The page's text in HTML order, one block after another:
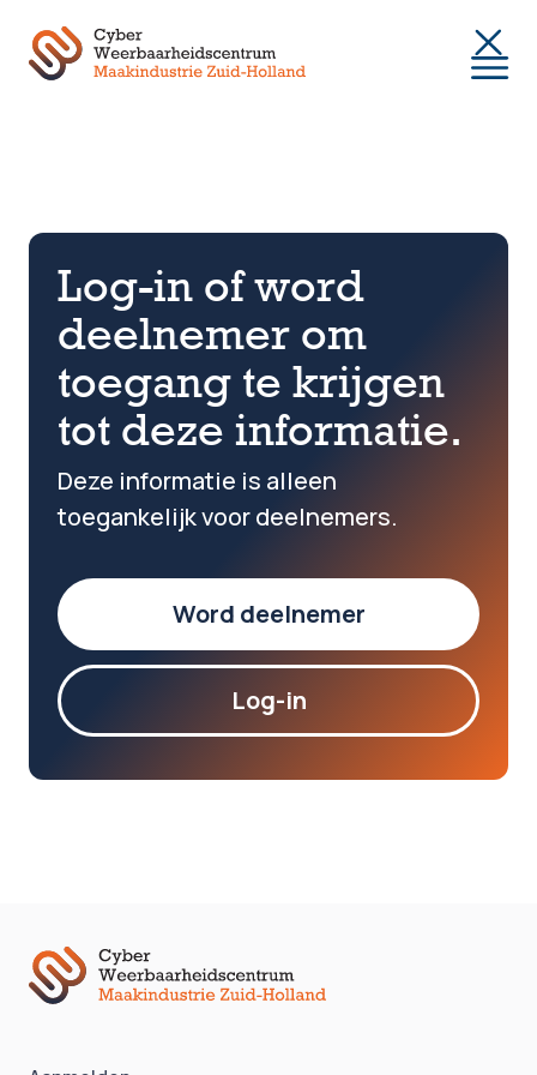
Log-in of word
deelnemer om
toegang te krijgen
tot deze informatie.
Deze informatie is alleen
toegankelijk voor deelnemers.
Word deelnemer
Log-in